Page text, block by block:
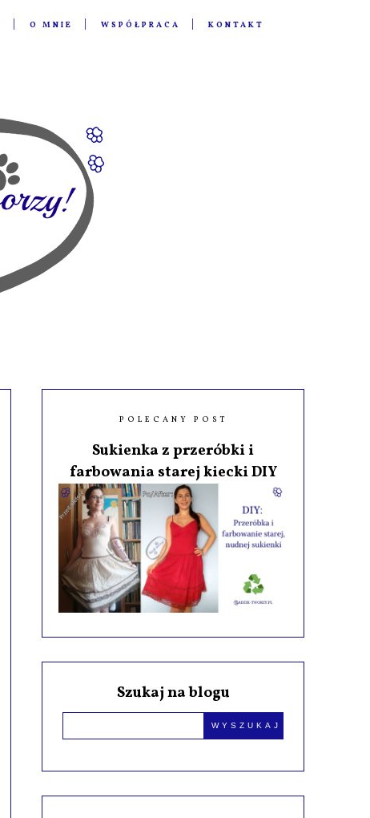
O MNIE WSPÓŁPRACA KONTAKT
POLECANY POST
Sukienka z przeróbki i
farbowania starej kiecki DIY
Szukaj na blogu